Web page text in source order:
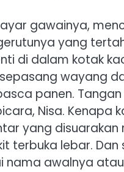
gawainya,
yang
di dalam kotak
wayang
panen. Tangan
Nisa.
yang disuarakan
terbuka lebar.
nama awalnya